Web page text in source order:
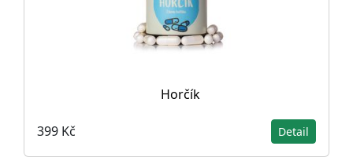
Horčík
399 Kč Detail